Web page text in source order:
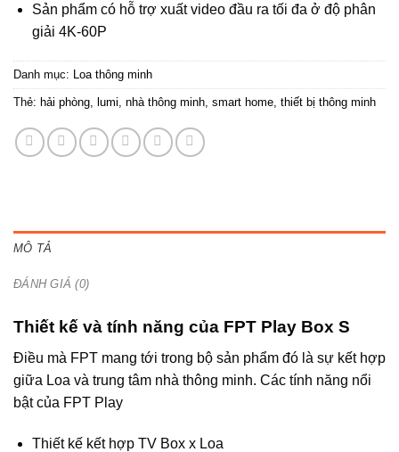
Sản phẩm có hỗ trợ xuất video đầu ra tối đa ở độ phân
giải 4K-60P
Danh mục: Loa thông minh
Thẻ: hải phòng, lumi, nhà thông minh, smart home, thiết bị thông minh
MÔ TẢ
ĐÁNH GIÁ (0)
Thiết kế và tính năng của FPT Play Box S
Điều mà FPT mang tới trong bộ sản phẩm đó là sự kết hợp
giữa Loa và trung tâm nhà thông minh. Các tính năng nổi
bật của FPT Play
Thiết kế kết hợp TV Box x Loa